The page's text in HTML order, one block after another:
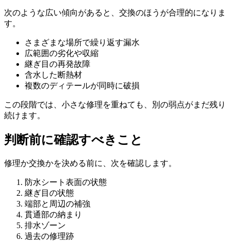
次のような広い傾向があると、交換のほうが合理的になりま
す。
さまざまな場所で繰り返す漏水
広範囲の劣化や収縮
継ぎ目の再発故障
含水した断熱材
複数のディテールが同時に破損
この段階では、小さな修理を重ねても、別の弱点がまだ残り
続けます。
判断前に確認すべきこと
修理か交換かを決める前に、次を確認します。
防水シート表面の状態
継ぎ目の状態
端部と周辺の補強
貫通部の納まり
排水ゾーン
過去の修理跡